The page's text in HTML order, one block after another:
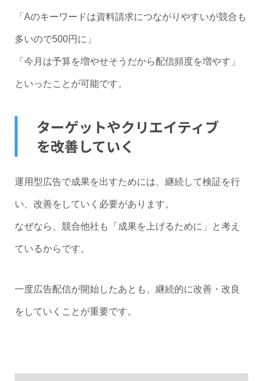
「Aのキーワードは資料請求につながりやすいが競合も
多いので500円に」
「今月は予算を増やせそうだから配信頻度を増やす」
といったことが可能です。
ターゲットやクリエイティブ
を改善していく
運用型広告で成果を出すためには、継続して検証を行
い、改善をしていく必要があります。
なぜなら、競合他社も「成果を上げるために」と考え
ているからです。
一度広告配信が開始したあとも、継続的に改善・改良
をしていくことが重要です。